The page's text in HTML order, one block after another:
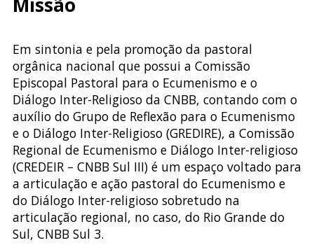
Missão
Em sintonia e pela promoção da pastoral
orgânica nacional que possui a Comissão
Episcopal Pastoral para o Ecumenismo e o
Diálogo Inter-Religioso da CNBB, contando com o
auxílio do Grupo de Reflexão para o Ecumenismo
e o Diálogo Inter-Religioso (GREDIRE), a Comissão
Regional de Ecumenismo e Diálogo Inter-religioso
(CREDEIR – CNBB Sul III) é um espaço voltado para
a articulação e ação pastoral do Ecumenismo e
do Diálogo Inter-religioso sobretudo na
articulação regional, no caso, do Rio Grande do
Sul, CNBB Sul 3.